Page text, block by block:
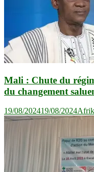
Mali : Chute du
du changement
19/08/202419/08/2024